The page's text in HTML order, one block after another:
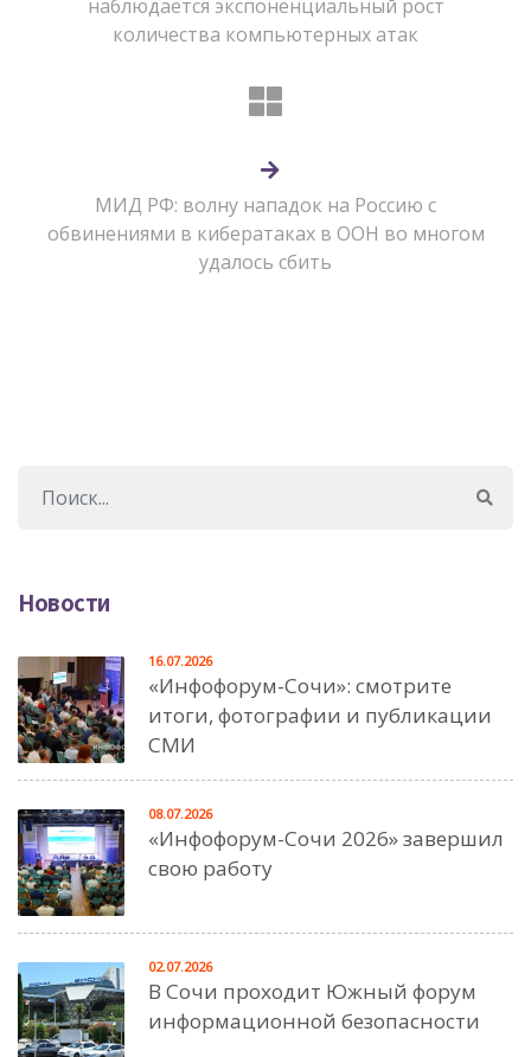
наблюдается экспоненциальный рост
количества компьютерных атак
МИД РФ: волну нападок на Россию с
обвинениями в кибератаках в ООН во многом
удалось сбить
Новости
«Инфофорум-Сочи»: смотрите
итоги, фотографии и публикации
СМИ
16.07.2026
«Инфофорум-Сочи 2026» завершил
свою работу
08.07.2026
В Сочи проходит Южный форум
информационной безопасности
02.07.2026